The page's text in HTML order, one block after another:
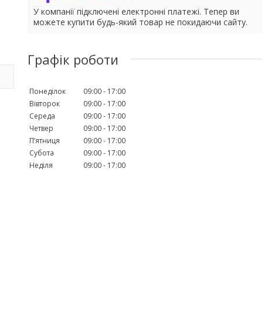
У компанії підключені електронні платежі. Тепер ви
можете купити будь-який товар не покидаючи сайту.
Графік роботи
Понеділок 09:00
17:00
Вівторок
09:00
17:00
Середа
09:00
17:00
Четвер
09:00
17:00
Пʼятниця
09:00
17:00
Субота
09:00
17:00
Неділя
09:00 17:00